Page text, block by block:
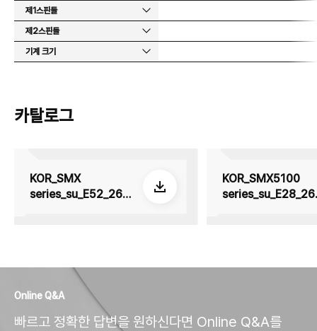
제1스핀들
제2스핀들
기계 크기
카탈로그
KOR_SMX
series_su_E52_260
KOR_SMX5100
Online Q&A
빠르고 정확한 답변을 원하신다면 Online Q&A를